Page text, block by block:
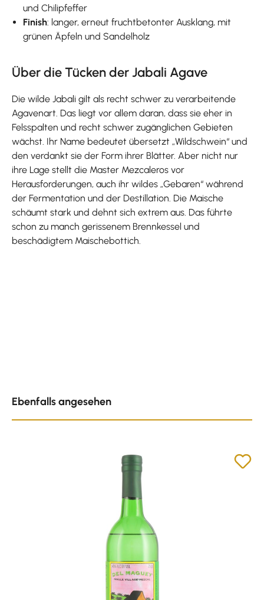
und Chilipfeffer
Finish: langer, erneut fruchtbetonter Ausklang, mit
grünen Äpfeln und Sandelholz
Über die Tücken der Jabali Agave
Die wilde Jabali gilt als recht schwer zu verarbeitende
Agavenart. Das liegt vor allem daran, dass sie eher in
Felsspalten und recht schwer zugänglichen Gebieten
wächst. Ihr Name bedeutet übersetzt „Wildschwein“ und
den verdankt sie der Form ihrer Blätter. Aber nicht nur
ihre Lage stellt die Master Mezcaleros vor
Herausforderungen, auch ihr wildes „Gebaren“ während
der Fermentation und der Destillation. Die Maische
schäumt stark und dehnt sich extrem aus. Das führte
schon zu manch gerissenem Brennkessel und
beschädigtem Maischebottich.
Ebenfalls angesehen